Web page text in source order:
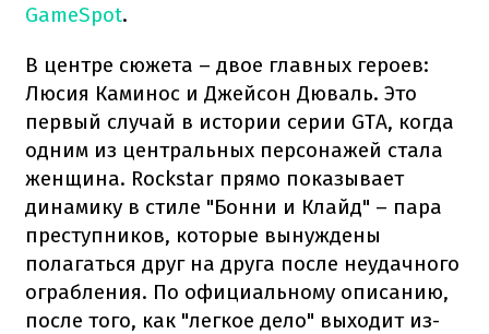
GameSpot.
В центре сюжета – двое главных героев:
Люсия Каминос и Джейсон Дюваль. Это
первый случай в истории серии GTA, когда
одним из центральных персонажей стала
женщина. Rockstar прямо показывает
динамику в стиле "Бонни и Клайд" – пара
преступников, которые вынуждены
полагаться друг на друга после неудачного
ограбления. По официальному описанию,
после того, как "легкое дело" выходит из-